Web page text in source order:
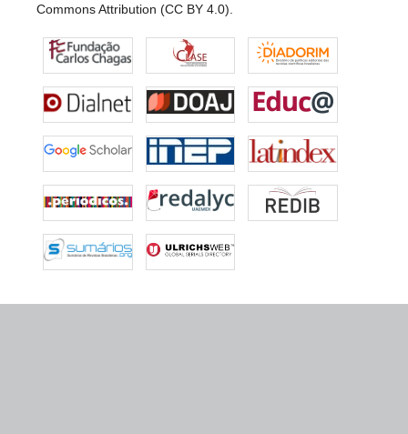
Commons Attribution (CC BY 4.0).